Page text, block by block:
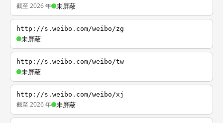
截至 2026 年 未屏蔽
http://s.weibo.com/weibo/zg
未屏蔽
http://s.weibo.com/weibo/tw
未屏蔽
http://s.weibo.com/weibo/xj
截至 2026 年 未屏蔽